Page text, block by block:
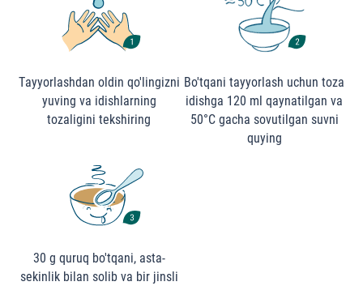
Тayyorlashdan oldin qo'lingizni
yuving va idishlarning
tozaligini tekshiring
Bo'tqani tayyorlash uchun toza
idishga 120 ml qaynatilgan va
50°C gacha sovutilgan suvni
quying
30 g quruq bo'tqani, asta-
sekinlik bilan solib va bir jinsli